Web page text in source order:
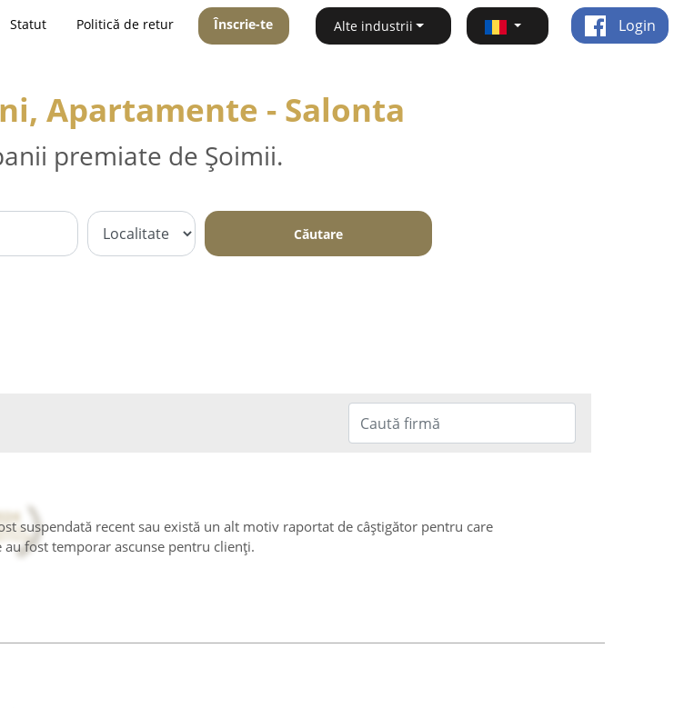
Statut Politică de retur Înscrie-te Alte industrii Login
Apartamente - Salonta
premiate de Șoimii.
Căutare
suspendată recent sau există un alt motiv raportat de câștigător pentru care
au fost temporar ascunse pentru clienți.